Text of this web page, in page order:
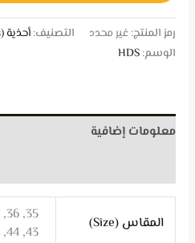
رمز المنتج: غير محدد التصنيف:أحذية (Safety Shoes)
الوسم:HDS
معلومات إضافية
المقاس (Size)
43, 44, 45, 46, 47, 48